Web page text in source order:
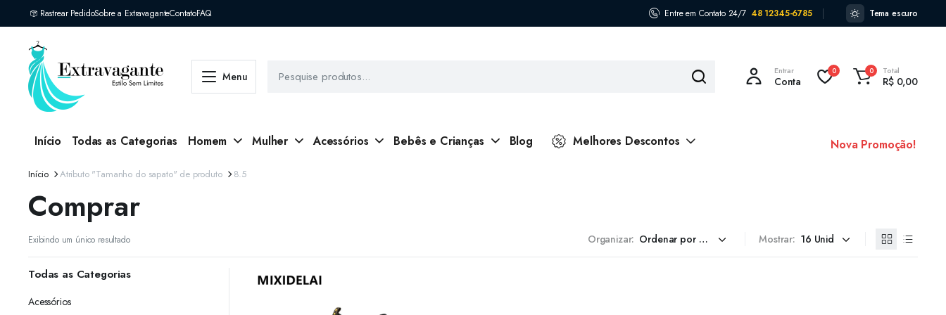
Rastrear PedidoSobre a ExtravaganteContatoFAQ Entre em Contato 24/7 48 12345-6785 Tema escuro
Menu Entrar
Conta
0 0 Total
R$0,00
Início Todas as Categorias Homem Mulher Acessórios Bebês e Crianças Blog Melhores Descontos Nova Promoção!
Início Atributo "Tamanho do sapato" de produto 8.5
Comprar
Exibindo um único resultado Organizar: Mostrar:
Todas as Categorias
Acessórios